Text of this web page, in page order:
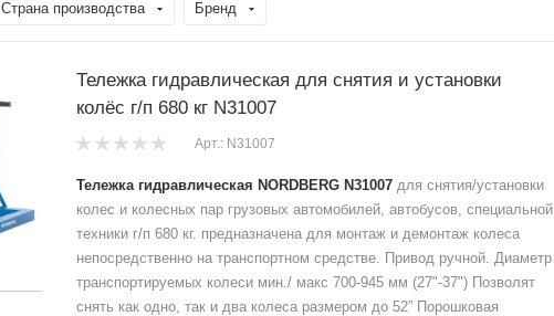
Страна производства Бренд
Тележка гидравлическая для снятия и установки
колёс г/п 680 кг N31007
Арт.: N31007
Тележка гидравлическая NORDBERG N31007 для снятия/установки
колес и колесных пар грузовых автомобилей, автобусов, специальной
техники г/п 680 кг. предназначена для монтаж и демонтаж колеса
непосредственно на транспортном средстве. Привод ручной. Диаметр
транспортируемых колеси мин./ макс 700-945 мм (27"-37") Позволят
снять как одно, так и два колеса размером до 52” Порошковая